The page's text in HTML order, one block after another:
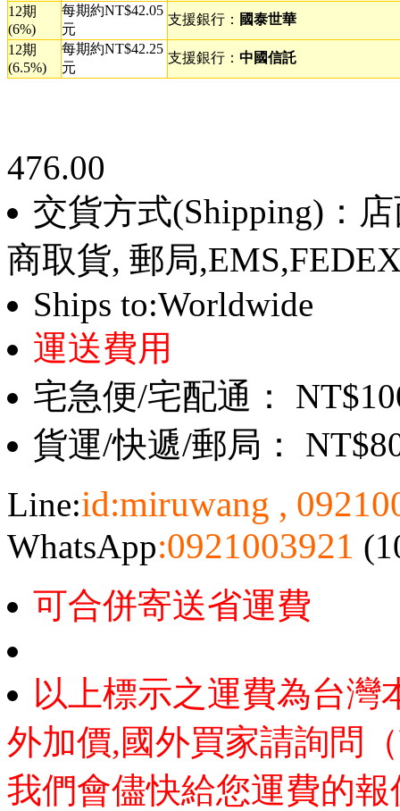
12期
(6%)
每期約NT$42.05
元
支援銀行： 國泰世華
12期
(6.5%)
每期約NT$42.25
元
支援銀行： 中國信託
476.00
交貨方式(Shipping)：
商取貨, 郵局
Ships to:Worldwide
運送費用
宅急便/宅配通：
貨運/快遞/郵局：
Line:id:miruwang ,
WhatsApp:0921003921
可合併寄送省運費
以上標示之運費為台灣
外加價,國外買家請詢問
我們會儘快給您運費的報